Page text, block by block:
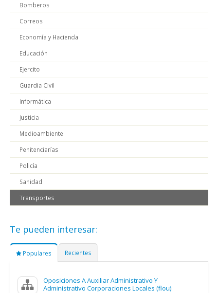
Bomberos
Correos
Economía y Hacienda
Educación
Ejercito
Guardia Civil
Informática
Justicia
Medioambiente
Penitenciarías
Policía
Sanidad
Transportes
Te pueden interesar:
Populares Recientes
Oposiciones A Auxiliar Administrativo Y
Administrativo Corporaciones Locales (flou)